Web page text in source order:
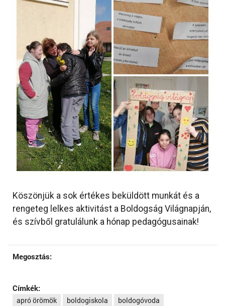
Köszönjük a sok értékes beküldött munkát és a
rengeteg lelkes aktivitást a Boldogság Világnapján,
és szívből gratulálunk a hónap pedagógusainak!
Megosztás:
Címkék:
apró örömök boldogiskola
boldogóvoda